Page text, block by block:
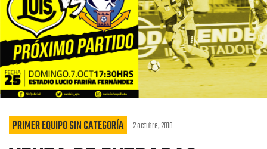
PRIMER EQUIPO SIN CATEGORÍA 2 octubre, 2018